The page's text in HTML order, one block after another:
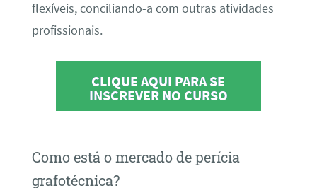
flexíveis, conciliando-a com outras atividades
profissionais.
CLIQUE AQUI PARA SE
INSCREVER NO CURSO
Como está o mercado de perícia
grafotécnica?